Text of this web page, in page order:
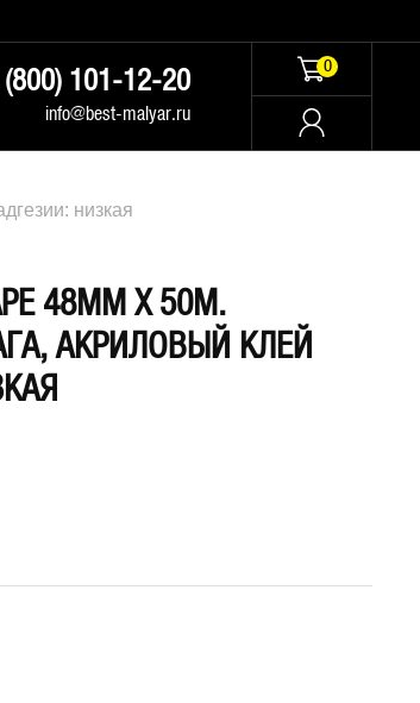
(800) 101-12-20
info@best-malyar.ru
0
низкая
48ММ Х 50М.
АКРИЛОВЫЙ КЛЕЙ